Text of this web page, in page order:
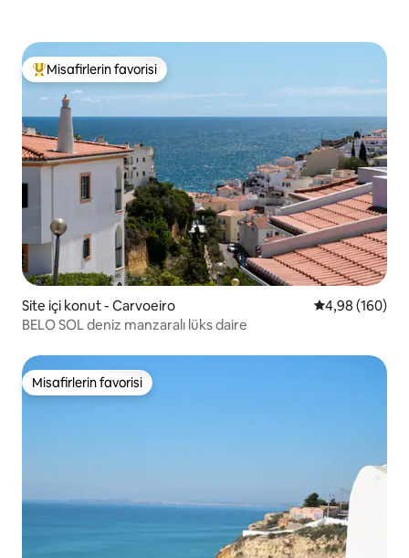
Misafirlerin favorilerinden en beğenilenler arasında
Misafirlerin favorisi
Site içi konut - Carvoeiro 5 üzerinden
4,98 (160)
BELO SOL deniz manzaralı lüks daire
Misafirlerin favorisi
Misafirlerin favorisi